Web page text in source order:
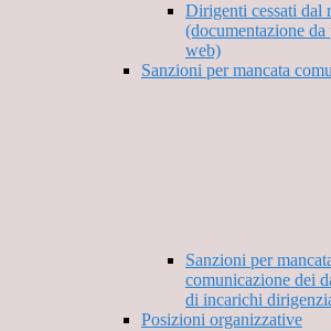
Dirigenti cessati dal
(documentazione
web)
Sanzioni per mancata
Sanzioni per
comunicazione dei
di incarichi
Posizioni organizzative